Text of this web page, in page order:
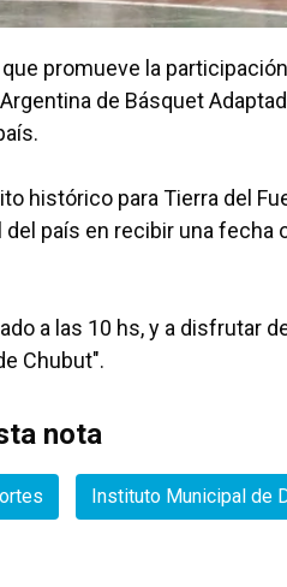
promueve la
de Básquet
histórico para Tierra del
país en recibir una fecha
a las 10 hs, y a disfrutar
Chubut".
nota
Instituto Municipal de